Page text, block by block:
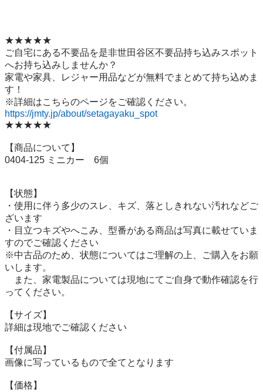
★★★★★
ご自宅にある不要品を是非世田谷区不要品持ち込みスポット
へお持ち込みしませんか？
家電や家具、レジャー用品などが無料でまとめて持ち込めま
す！
https://jmty.jp/about/setagayaku_spot
★★★★★
【商品について】
0404-125 ミニカー　6個
【状態】
・使用に伴う多少のスレ、キズ、落としきれない汚れなどご
ざいます
・目立つキズやへこみ、型番がある商品は写真に載せていま
すのでご確認ください
※中古品のため、状態についてはご理解の上、ご購入をお願
いします。
また、家電製品については現地にてご自身で動作確認を行
ってください。
【サイズ】
詳細は現地でご確認ください
【付属品】
画像に写っているもので全てとなります
【価格】